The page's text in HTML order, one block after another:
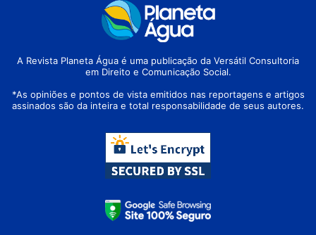
A Revista Planeta Água é uma publicação da Versátil Consultoria
em Direito e Comunicação Social.
*As opiniões e pontos de vista emitidos nas reportagens e artigos
assinados são da inteira e total responsabilidade de seus autores.